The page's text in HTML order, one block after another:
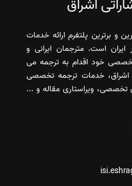
اشراق
و برترین پلتفرم ارائه خدمات
است. مترجمان ایرانی و
خود اقدام به ترجمه می
اشراق، خدمات ترجمه تخصصی
تخصصی، ویراستاری مقاله و ...